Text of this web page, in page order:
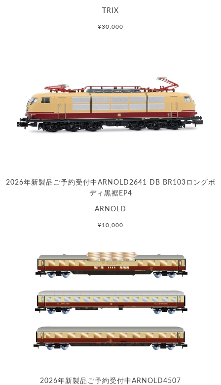
TRIX
¥30,000
2026年新製品ご予約受付中ARNOLD2641 DB BR103ロングボ
ディ黒裾EP4
ARNOLD
¥10,000
2026年新製品ご予約受付中ARNOLD4507